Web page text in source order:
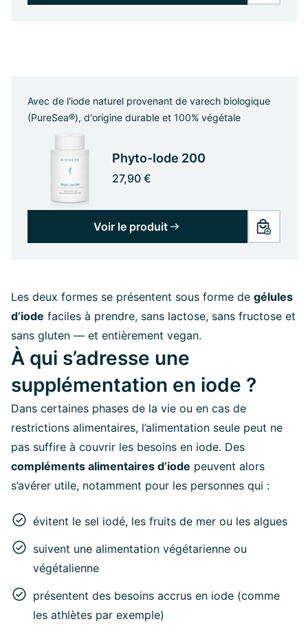
Avec de l'iode naturel provenant de varech biologique
(PureSea®), d'origine durable et 100% végétale
Phyto-Iode 200
27,90 €
Voir le produit
Les deux formes se présentent sous forme de gélules
d’iode faciles à prendre, sans lactose, sans fructose et
sans gluten — et entièrement vegan.
À qui s’adresse une
supplémentation en iode ?
Dans certaines phases de la vie ou en cas de
restrictions alimentaires, l’alimentation seule peut ne
pas suffire à couvrir les besoins en iode. Des
compléments alimentaires d’iode peuvent alors
s’avérer utile, notamment pour les personnes qui :
évitent le sel iodé, les fruits de mer ou les algues
suivent une alimentation végétarienne ou
végétalienne
présentent des besoins accrus en iode (comme
les athlètes par exemple)